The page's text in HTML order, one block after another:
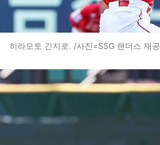
히라모토 긴지로. /사진=SSG 랜더스 재공